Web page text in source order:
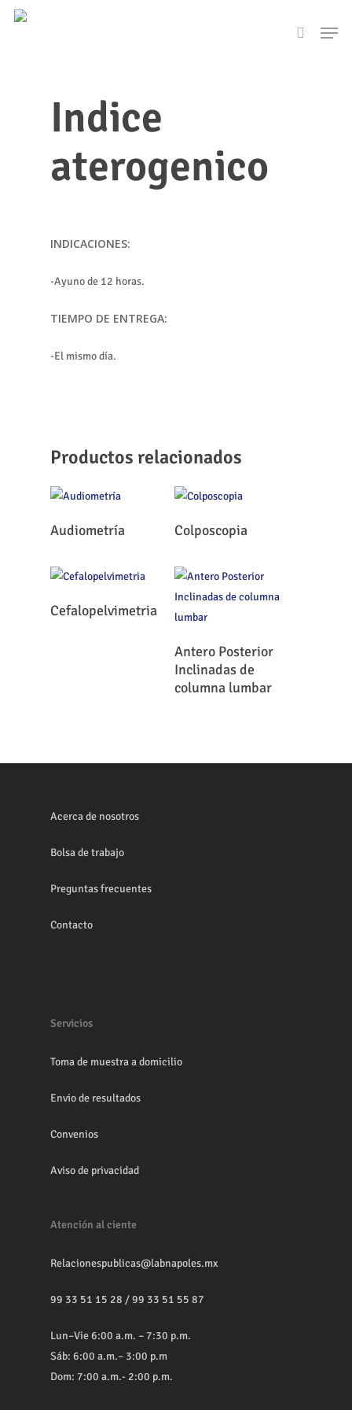
Skip
search
Indice
aterogenico
INDICACIONES:
-Ayuno de 12 horas.
TIEMPO DE ENTREGA:
-El mismo día.
Productos relacionados
Leer Más
Audiometría Leer Más
Colposcopia
Leer Más
Cefalopelvimetria
Leer Más
Antero Posterior
Inclinadas de
columna lumbar
Acerca de nosotros
Bolsa de trabajo
Preguntas frecuentes
Contacto
Servicios
Toma de muestra a domicilio
Envio de resultados
Convenios
Aviso de privacidad
Atención al ciente
Relacionespublicas@labnapoles.mx
99 33 51 15 28 /99 33 51 55 87
Lun–Vie 6:00 a.m. – 7:30 p.m.
Sáb: 6:00 a.m.– 3:00 p.m
Dom: 7:00 a.m.- 2:00 p.m.